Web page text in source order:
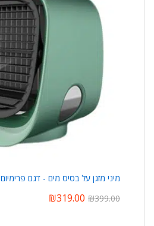
מיני מזגן על בסיס מים - דגם פרימיום
₪319.00 ₪399.00